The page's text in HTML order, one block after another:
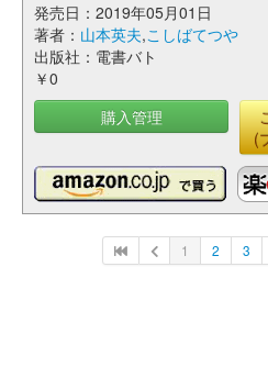
発売日：2019年05月01日
著者： 山本英夫,こしばてつや
出版社：電書バト
￥0
購入管理
(
1 2 3